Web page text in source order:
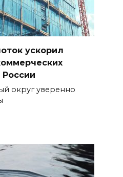
ускорил
округ уверенно